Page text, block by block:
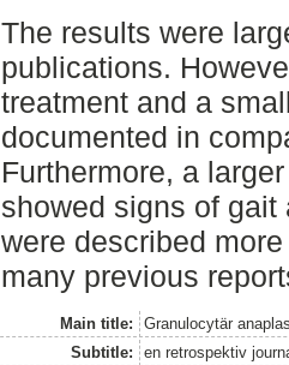
The results were
publications.
treatment and a
documented in
Furthermore, a
showed signs of
were described
many previous
Main title:
Granulocytär
Subtitle:
en retrospektiv